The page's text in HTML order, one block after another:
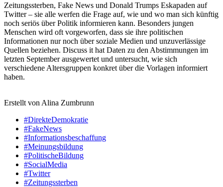
Zeitungssterben, Fake News und Donald Trumps Eskapaden auf
Twitter – sie alle werfen die Frage auf, wie und wo man sich künftig
noch seriös über Politik informieren kann. Besonders jungen
Menschen wird oft vorgeworfen, dass sie ihre politischen
Informationen nur noch über soziale Medien und unzuverlässige
Quellen beziehen. Discuss it hat Daten zu den Abstimmungen im
letzten September ausgewertet und untersucht, wie sich
verschiedene Altersgruppen konkret über die Vorlagen informiert
haben.
Erstellt von Alina Zumbrunn
#DirekteDemokratie
#FakeNews
#Informationsbeschaffung
#Meinungsbildung
#PolitischeBildung
#SocialMedia
#Twitter
#Zeitungssterben